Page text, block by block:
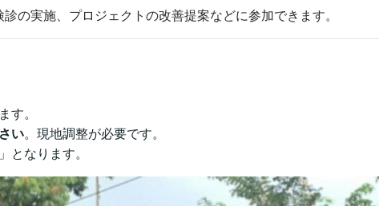
の実施、プロジェクトの改善提案などに参加できます。
。
い。現地調整が必要です。
なります。